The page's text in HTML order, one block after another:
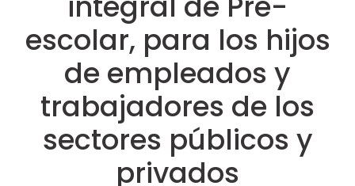
escolar, para los hijos
de empleados y
trabajadores de los
sectores públicos y
privados